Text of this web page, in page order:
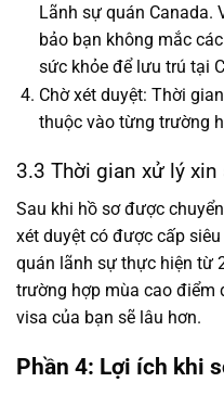
Lãnh sự quán Canada.
bảo bạn không mắc
sức khỏe để lưu trú tại
Chờ xét duyệt: Thời
thuộc vào từng trường
3.3 Thời gian xử lý
Sau khi hồ sơ được
xét duyệt có được cấp
quán lãnh sự thực hiện từ
trường hợp mùa cao điểm
visa của bạn sẽ lâu hơn.
Phần 4: Lợi ích khi